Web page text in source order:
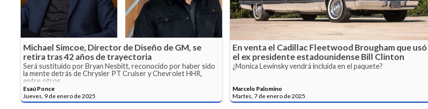
Michael Simcoe, Director de Diseño de GM, se
retira tras 42 años de trayectoria
Será sustituido por Bryan Nesbitt, reconocido por haber sido
la mente detrás de Chrysler PT Cruiser y Chevrolet HHR,
entre otros.
Esaú Ponce
Jueves, 9 de enero de 2025
En venta el Cadillac Fleetwood Brougham que usó
el ex presidente estadounidense Bill Clinton
¿Monica Lewinsky vendrá incluida en el paquete?
Marcelo Palomino
Martes, 7 de enero de 2025